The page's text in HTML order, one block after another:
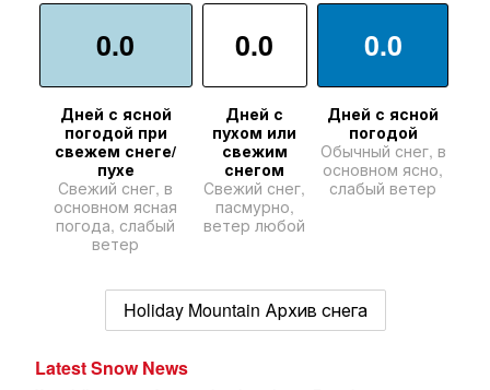
0.0
Дней с ясной
погодой при
свежем снеге/
пухе
Свежий снег, в
основном ясная
погода, слабый
ветер
0.0
Дней с
пухом или
свежим
снегом
Свежий снег,
пасмурно,
ветер любой
0.0
Дней с ясной
погодой
Обычный снег, в
основном ясно,
слабый ветер
Holiday Mountain Архив снега